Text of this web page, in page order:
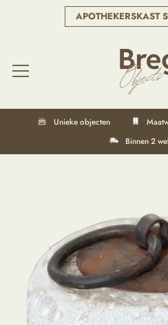
APOTHEKERSKAST
Unieke objecten
Binnen 2